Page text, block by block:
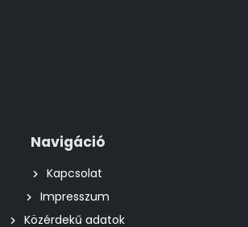
Navigáció
Kapcsolat
Impresszum
Közérdekű adatok